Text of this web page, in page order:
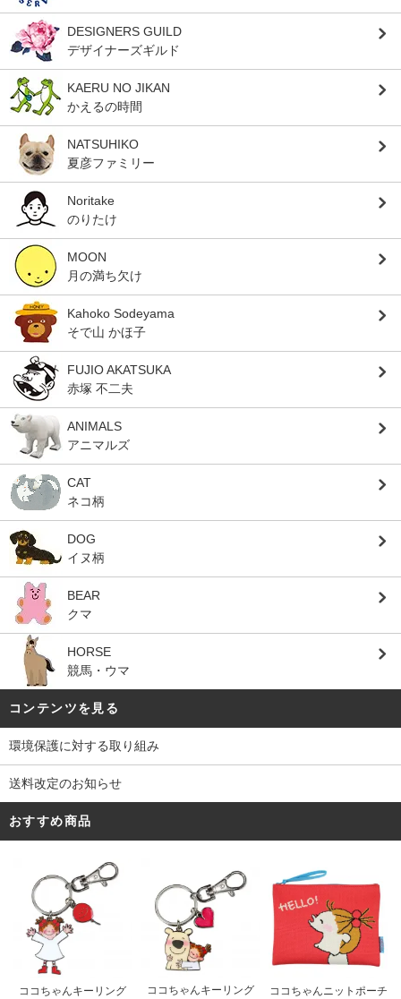
DESIGNERS GUILD
デザイナーズギルド
KAERU NO JIKAN
かえるの時間
NATSUHIKO
夏彦ファミリー
Noritake
のりたけ
MOON
月の満ち欠け
Kahoko Sodeyama
そで山 かほ子
FUJIO AKATSUKA
赤塚 不二夫
ANIMALS
アニマルズ
CAT
ネコ柄
DOG
イヌ柄
BEAR
クマ
HORSE
競馬・ウマ
コンテンツを見る
環境保護に対する取り組み
送料改定のお知らせ
おすすめ商品
ココちゃんキーリング
ココちゃんキーリング
ココちゃんニットポーチ